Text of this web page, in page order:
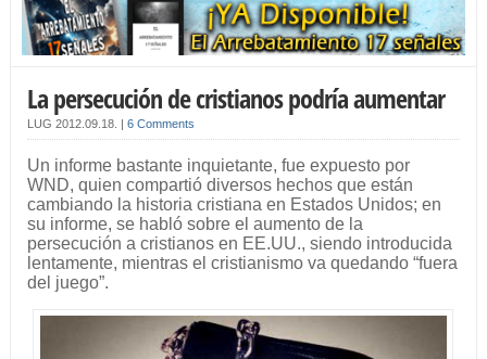
La persecución de cristianos podría aumentar
LUG 2012.09.18. 6 Comments
Un informe bastante inquietante, fue expuesto por
WND, quien compartió diversos hechos que están
cambiando la historia cristiana en Estados Unidos; en
su informe, se habló sobre el aumento de la
persecución a cristianos en EE.UU., siendo introducida
lentamente, mientras el cristianismo va quedando “fuera
del juego”.